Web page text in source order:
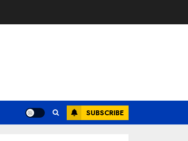
SUBSCRIBE